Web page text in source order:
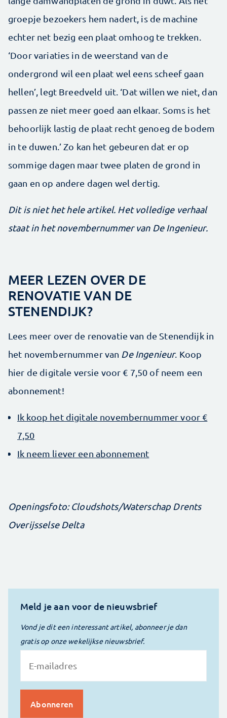
groepje bezoekers hem nadert, is de machine
echter net bezig een plaat omhoog te trekken.
‘Door variaties in de weerstand van de
ondergrond wil een plaat wel eens scheef gaan
hellen’, legt Breedveld uit. ‘Dat willen we niet, dan
passen ze niet meer goed aan elkaar. Soms is het
behoorlijk lastig de plaat recht genoeg de bodem
in te duwen.’ Zo kan het gebeuren dat er op
sommige dagen maar twee platen de grond in
gaan en op andere dagen wel dertig.
Dit is niet het hele artikel. Het volledige verhaal
staat in het novembernummer van De Ingenieur.
MEER LEZEN OVER DE
RENOVATIE VAN DE
STENENDIJK?
Lees meer over de renovatie van de Stenendijk in
het novembernummer van De Ingenieur. Koop
hier de digitale versie voor € 7,50 of neem een
abonnement!
Ik koop het digitale novembernummer voor €
7,50
Ik neem liever een abonnement
Openingsfoto: Cloudshots/Waterschap Drents
Overijsselse Delta
Meld je aan voor de nieuwsbrief
Vond je dit een interessant artikel, abonneer je dan
gratis op onze wekelijkse nieuwsbrief.